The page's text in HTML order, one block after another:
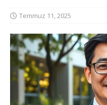
Temmuz 11, 2025